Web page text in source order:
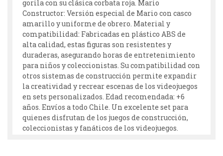
gorila con su clásica corbata roja. Mario
Constructor: Versión especial de Mario con casco
amarillo y uniforme de obrero. Material y
compatibilidad: Fabricadas en plástico ABS de
alta calidad, estas figuras son resistentes y
duraderas, asegurando horas de entretenimiento
para niños y coleccionistas. Su compatibilidad con
otros sistemas de construcción permite expandir
la creatividad y recrear escenas de los videojuegos
en sets personalizados. Edad recomendada: +6
años. Envíos a todo Chile. Un excelente set para
quienes disfrutan de los juegos de construcción,
coleccionistas y fanáticos de los videojuegos.